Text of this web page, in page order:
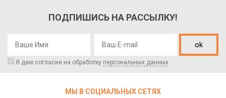
ПОДПИШИСЬ НА РАССЫЛКУ!
ok
Я даю согласие на обработку персональных данных
МЫ В СОЦИАЛЬНЫХ СЕТЯХ